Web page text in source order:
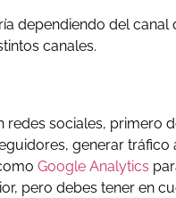
dependiendo del
canales.
redes sociales, primero
generar
Google Analytics
pero debes tener en